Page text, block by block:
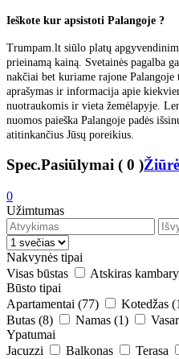
Ieškote kur apsistoti Palangoje ?
Trumpam.lt siūlo platų
prieinamą kainą. Svetainės pagalba
nakčiai bet kuriame rajone
aprašymas ir informacija apie
nuotraukomis ir vieta žemėlapyje.
nuomos paieška Palangoje padės
atitinkančius Jūsų poreikius.
Spec.Pasiūlymai ( 0 )
0
Užimtumas
Nakvynės tipai
Visas būstas
Atskiras
Būsto tipai
Apartamentai (77) Kotedžas
Butas (8) Namas (1)
Ypatumai
Jacuzzi
Balkonas Terasa